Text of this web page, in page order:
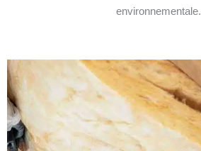
environnementale.